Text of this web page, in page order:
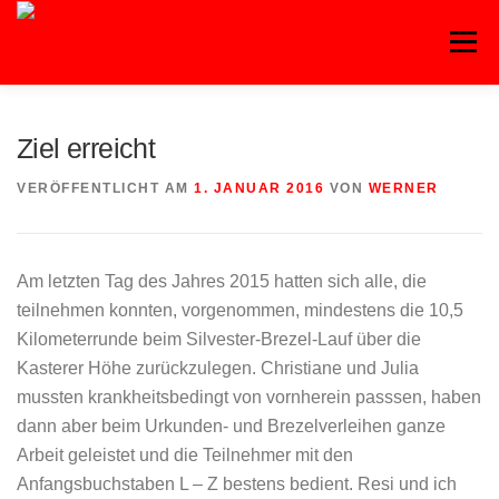
Zum
Menü
LEICHTATHLETIK OUTDOORSPORT
TURNEN VOLLEYBALL
Ziel erreicht
VERÖFFENTLICHT AM 1. JANUAR 2016 VON WERNER
Am letzten Tag des Jahres 2015 hatten sich alle, die
teilnehmen konnten, vorgenommen, mindestens die 10,5
Kilometerrunde beim Silvester-Brezel-Lauf über die
Kasterer Höhe zurückzulegen. Christiane und Julia
mussten krankheitsbedingt von vornherein passsen, haben
dann aber beim Urkunden- und Brezelverleihen ganze
Arbeit geleistet und die Teilnehmer mit den
Anfangsbuchstaben L – Z bestens bedient. Resi und ich